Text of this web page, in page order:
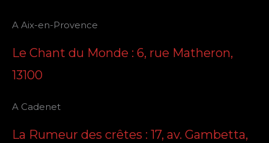
A Aix-en-Provence
Le Chant du Monde : 6, rue Matheron,
13100
A Cadenet
La Rumeur des crêtes : 17, av. Gambetta,